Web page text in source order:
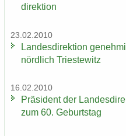
di­rek­ti­on
23.02.2010
Lan­des­di­rek­ti­on
nörd­lich Tri­es­te­witz
16.02.2010
Prä­si­dent der
zum 60. Ge­burts­tag